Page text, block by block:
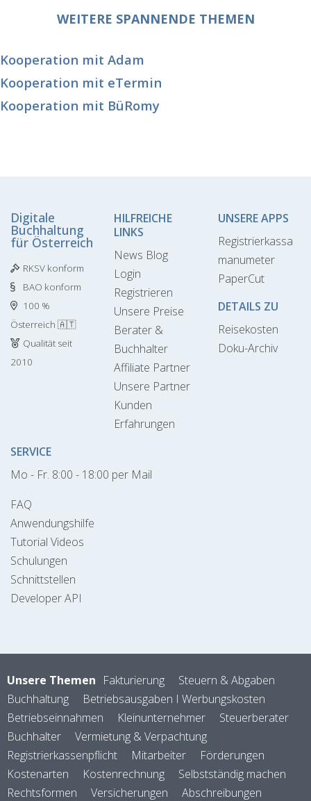
WEITERE SPANNENDE THEMEN
Kooperation mit Adam
Kooperation mit eTermin
Kooperation mit BüRomy
Digitale
Buchhaltung
für Österreich
RKSV konform
BAO konform
100 %
Österreich 🇦🇹
Qualität seit
2010
HILFREICHE
LINKS
News Blog
Login
Registrieren
Unsere Preise
Berater &
Buchhalter
Affiliate Partner
Unsere Partner
Kunden
Erfahrungen
UNSERE APPS
Registrierkassa
manumeter
PaperCut
DETAILS ZU
Reisekosten
Doku-Archiv
SERVICE
Mo - Fr. 8:00 - 18:00 per Mail
FAQ
Anwendungshilfe
Tutorial Videos
Schulungen
Schnittstellen
Developer API
Unsere Themen Fakturierung
Steuern & Abgaben
Buchhaltung
Betriebsausgaben I Werbungskosten
Betriebseinnahmen
Kleinunternehmer
Steuerberater
Buchhalter
Vermietung & Verpachtung
Registrierkassenpflicht
Mitarbeiter
Förderungen
Kostenarten
Kostenrechnung
Selbstständig machen
Rechtsformen
Versicherungen Abschreibungen